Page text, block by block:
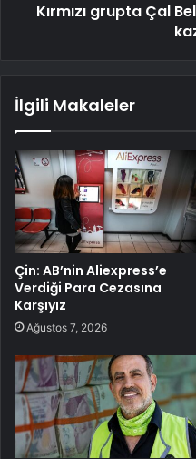
Kırmızı grupta Çal
İlgili Makaleler
Çin: AB’nin Aliexpress’e
Verdiği Para Cezasına
Karşıyız
Ağustos 7, 2026